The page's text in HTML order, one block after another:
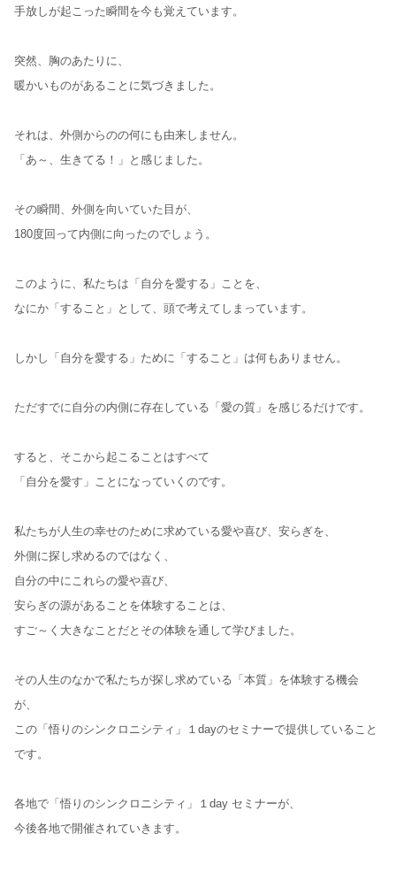
手放しが起こった瞬間を今も覚えています。
突然、胸のあたりに、
暖かいものがあることに気づきました。
それは、外側からのの何にも由来しません。
「あ～、生きてる！」と感じました。
その瞬間、外側を向いていた目が、
180度回って内側に向ったのでしょう。
このように、私たちは「自分を愛する」ことを、
なにか「すること」として、頭で考えてしまっています。
しかし「自分を愛する」ために「すること」は何もありません。
ただすでに自分の内側に存在している「愛の質」を感じるだけです。
すると、そこから起こることはすべて
「自分を愛す」ことになっていくのです。
私たちが人生の幸せのために求めている愛や喜び、安らぎを、
外側に探し求めるのではなく、
自分の中にこれらの愛や喜び、
安らぎの源があることを体験することは、
すご～く大きなことだとその体験を通して学びました。
その人生のなかで私たちが探し求めている「本質」を体験する機会
が、
この「悟りのシンクロニシティ」１dayのセミナーで提供していること
です。
各地で「悟りのシンクロニシティ」１day セミナーが、
今後各地で開催されていきます。